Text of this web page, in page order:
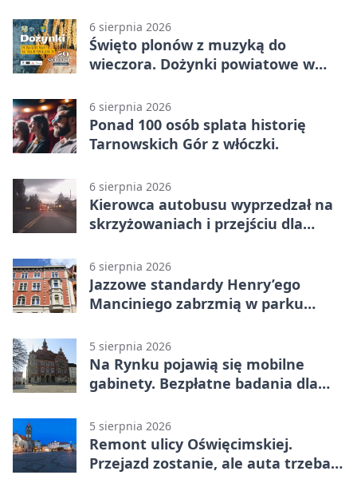
6 sierpnia 2026
Święto plonów z muzyką do
wieczora. Dożynki powiatowe w
6 sierpnia 2026
Ponad 100 osób splata historię
Tarnowskich Gór z włóczki.
6 sierpnia 2026
Kierowca autobusu wyprzedzał na
skrzyżowaniach i przejściu dla
6 sierpnia 2026
Jazzowe standardy Henry’ego
Manciniego zabrzmią w parku
5 sierpnia 2026
Na Rynku pojawią się mobilne
gabinety. Bezpłatne badania dla
5 sierpnia 2026
Remont ulicy Oświęcimskiej.
Przejazd zostanie, ale auta trzeba